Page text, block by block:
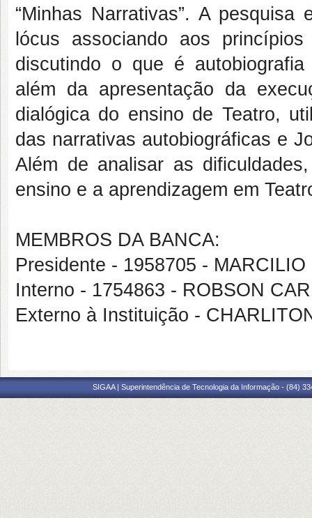
“Minhas Narrativas”. A
lócus associando aos
discutindo o que é
além da apresentação da
dialógica do ensino de Teatro,
das narrativas autobiográficas e
Além de analisar as
ensino e a aprendizagem em
MEMBROS DA BANCA:
Presidente - 1958705 -
Interno - 1754863 - ROBSON
Externo à Instituição -
SIGAA | Superintendência de Tecnologia da Informação - (84)